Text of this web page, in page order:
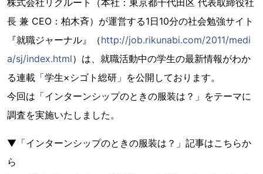
株式会社リクルート（本社：東京都千代田区 代表取締役社
長 兼 CEO：柏木斉）が運営する1日10分の社会勉強サイト
『就職ジャーナル』（http://job.rikunabi.com/2011/medi
a/sj/index.html）は、就職活動中の学生の最新情報がわか
る連載「学生×シゴト総研」を公開しております。
今回は「インターンシップのときの服装は？」をテーマに
調査を実施いたしました。
▼「インターンシップのときの服装は？」記事はこちらか
ら